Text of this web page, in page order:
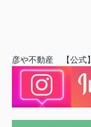
彦や不動産 【公式】